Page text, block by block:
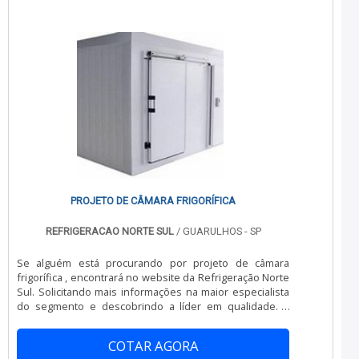
multidisciplinar de consultores associados e
trazer o melhor para todos os clientes....
PROJETO DE CÂMARA FRIGORÍFICA
REFRIGERACAO NORTE SUL/ GUARULHOS - SP
Se alguém está procurando por projeto de câmara
frigorífica , encontrará no website da Refrigeração Norte
Sul. Solicitando mais informações na maior especialista
do segmento e descobrindo a líder em qualidade. É
prestado por empresas especializadas no segmento.
Esse tipo de cuidado ajuda a garantir a qualidade e
COTAR AGORA